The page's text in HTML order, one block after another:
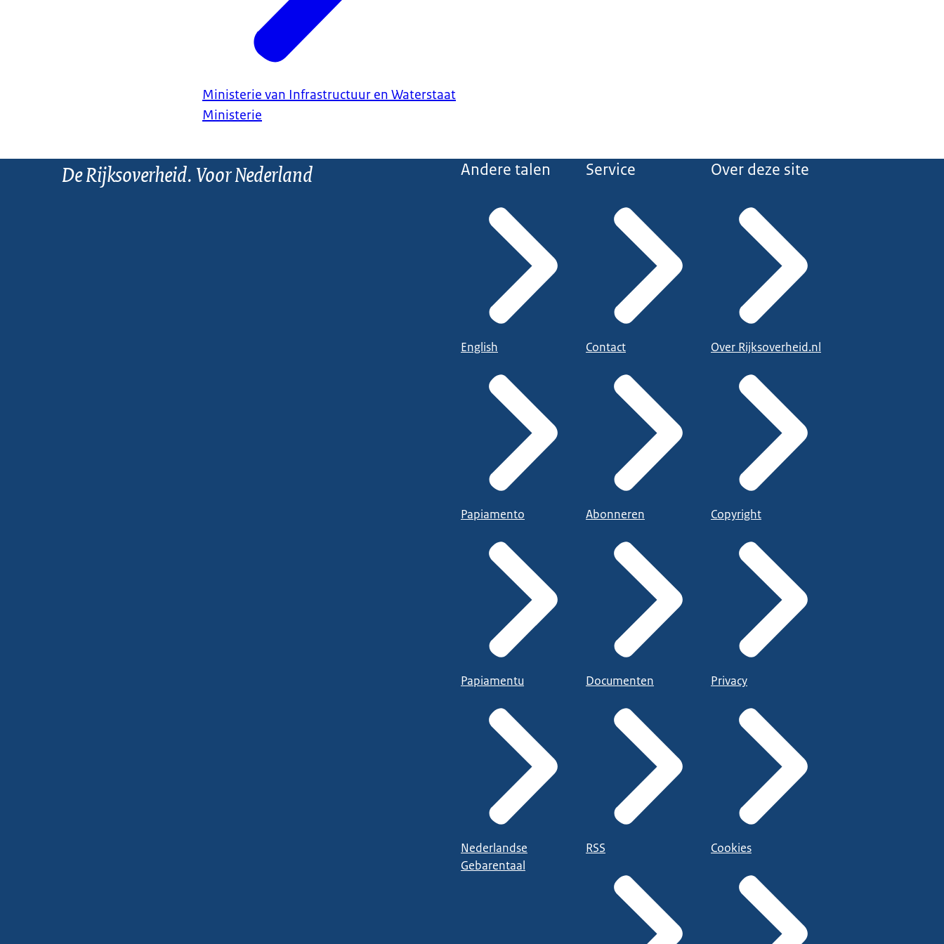
Ministerie van Infrastructuur en Waterstaat
Ministerie
De Rijksoverheid. Voor Nederland Andere talen
English
Papiamento
Papiamentu
Nederlandse
Gebarentaal
Service
Contact
Abonneren
Documenten
RSS
Over deze site
Over Rijksoverheid.nl
Copyright
Privacy
Cookies